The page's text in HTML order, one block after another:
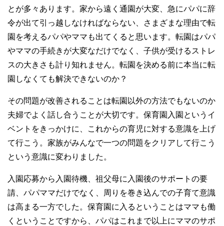
とが多々あります。家から遠く通園が大変、急にパパに辞
令が出て引っ越しなければならない、さまざまな理由で転
園を考えるパパやママも出てくると思います。転園はパパ
やママの手続きが大変なだけでなく、子供が受けるストレ
スの大きさも計り知れません。転園を決める前に本当に転
園しなくても解決できないのか？
その問題が改善されることは転園以外の方法でもないのか
夫婦でよく話し合うことが大切です。保育園入園というイ
ベントをきっかけに、これからの育児に対する意識を上げ
て行こう。家族がみんなで一つの問題をクリアして行こう
という意識に変わりました。
入園応募から入園待機、祖父母に入園後のサポートの要
請、パパママだけでなく、周りを巻き込んでの子育て意識
は高まる一方でした。保育園に入るということはママも働
くということですから、パパはこれまで以上にママのサポ